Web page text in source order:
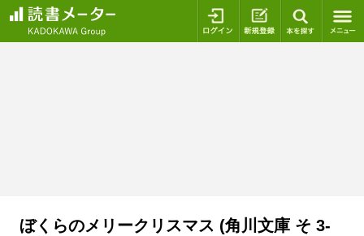
ログイン 新規登録
ぼくらのメリークリスマス (角川文庫 そ 3-